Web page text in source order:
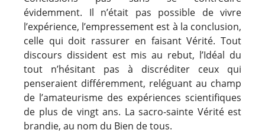
évidemment. Il n’était pas possible de vivre
l’expérience, l’empressement est à la conclusion,
celle qui doit rassurer en faisant Vérité. Tout
discours dissident est mis au rebut, l’Idéal du
tout n’hésitant pas à discréditer ceux qui
penseraient différemment, reléguant au champ
de l’amateurisme des expériences scientifiques
de plus de vingt ans. La sacro-sainte Vérité est
brandie, au nom du Bien de tous.